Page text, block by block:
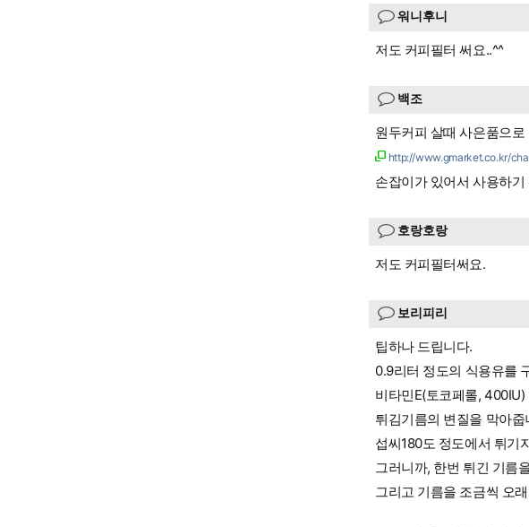
워니후니
저도 커피필터 써요..^^
백조
원두커피 살때 사은품으
http://www.gmarket.co.kr/
손잡이가 있어서 사용하
호랑호랑
저도 커피필터써요.
보리피리
팁하나 드립니다.
0.9리터 정도의 식용유를
비타민E(토코페롤,
튀김기름의 변질을 막아줍
섭씨180도 정도에서 튀기
그러니까, 한번 튀긴 기름
그리고 기름을 조금씩 오